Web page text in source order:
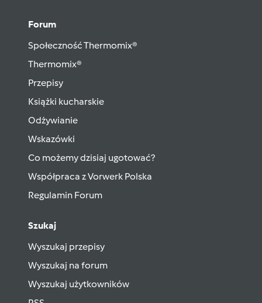
Forum
Społeczność Thermomix®
Thermomix®
Przepisy
Książki kucharskie
Odżywianie
Wskazówki
Co możemy dzisiaj ugotować?
Współpraca z Vorwerk Polska
Regulamin Forum
Szukaj
Wyszukaj przepisy
Wyszukaj na forum
Wyszukaj użytkowników